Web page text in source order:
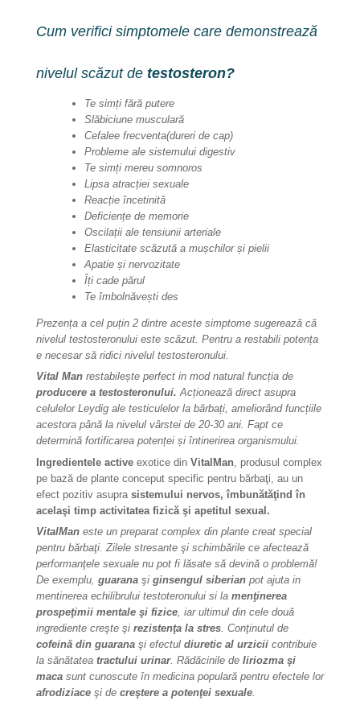
Cum verifici simptomele care demonstrează
nivelul scăzut de testosteron?
Te simți fără putere
Slăbiciune musculară
Cefalee frecventa(dureri de cap)
Probleme ale sistemului digestiv
Te simți mereu somnoros
Lipsa atracției sexuale
Reacție încetinită
Deficiențe de memorie
Oscilații ale tensiunii arteriale
Elasticitate scăzută a mușchilor și pielii
Apatie și nervozitate
Îți cade părul
Te îmbolnăvești des
Prezența a cel puțin 2 dintre aceste simptome sugerează că
nivelul testosteronului este scăzut. Pentru a restabili potența
e necesar să ridici nivelul testosteronului.
Vital Man restabilește perfect in mod natural funcția de
producere a testosteronului. Acționează direct asupra
celulelor Leydig ale testiculelor la bărbați, ameliorând funcțiile
acestora până la nivelul vârstei de 20-30 ani. Fapt ce
determină fortificarea potenței și întinerirea organismului.
Ingredientele active exotice din VitalMan , produsul complex
pe bază de plante conceput specific pentru bărbaţi, au un
efect pozitiv asupra sistemului nervos, îmbunătăţind în
acelaşi timp activitatea fizică şi apetitul sexual.
VitalMan este un preparat complex din plante creat special
pentru bărbaţi. Zilele stresante şi schimbările ce afectează
performanţele sexuale nu pot fi lăsate să devină o problemă!
De exemplu, guarana şi ginsengul siberian pot ajuta in
mentinerea echilibrului testoteronului si la menţinerea
prospeţimii mentale şi fizice, iar ultimul din cele două
ingrediente creşte şi rezistenţa la stres. Conţinutul de
cofeină din guarana şi efectul diuretic al urzicii contribuie
la sănătatea tractului urinar. Rădăcinile de liriozma şi
maca sunt cunoscute în medicina populară pentru efectele lor
afrodiziace şi de creştere a potenţei sexuale.